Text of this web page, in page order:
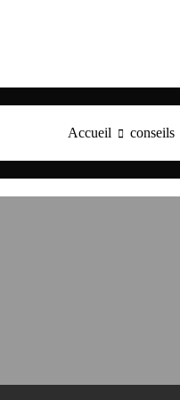
Accueil conseils